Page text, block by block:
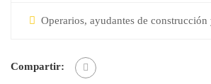
Operarios, ayudantes de
Compartir: